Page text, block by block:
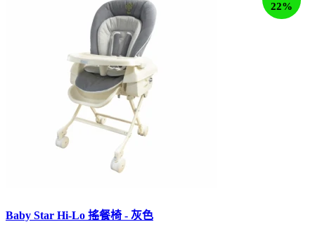
22%
Baby Star Hi-Lo 搖餐椅 - 灰色